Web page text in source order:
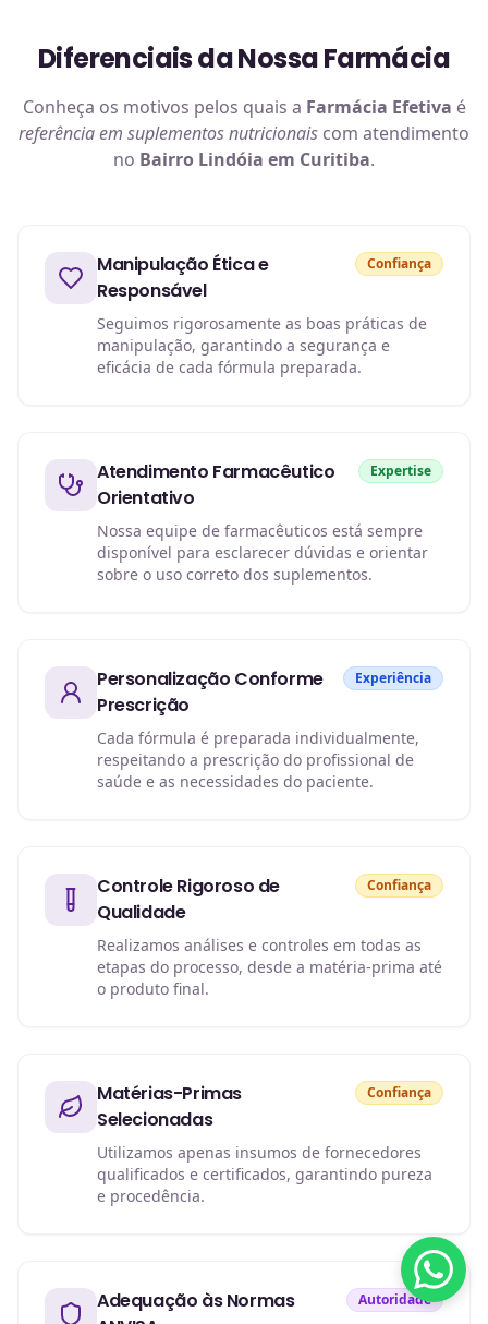
Diferenciais da Nossa Farmácia
Conheça os motivos pelos quais a Farmácia Efetiva é
referência em suplementos nutricionais com atendimento
no Bairro Lindóia em Curitiba.
Manipulação Ética e
Responsável
Confiança
Seguimos rigorosamente as boas práticas de
manipulação, garantindo a segurança e
eficácia de cada fórmula preparada.
Atendimento Farmacêutico
Orientativo
Expertise
Nossa equipe de farmacêuticos está sempre
disponível para esclarecer dúvidas e orientar
sobre o uso correto dos suplementos.
Personalização Conforme
Prescrição
Experiência
Cada fórmula é preparada individualmente,
respeitando a prescrição do profissional de
saúde e as necessidades do paciente.
Controle Rigoroso de
Qualidade
Confiança
Realizamos análises e controles em todas as
etapas do processo, desde a matéria-prima até
o produto final.
Matérias-Primas
Selecionadas
Confiança
Utilizamos apenas insumos de fornecedores
qualificados e certificados, garantindo pureza
e procedência.
Adequação às Normas
Autoridade